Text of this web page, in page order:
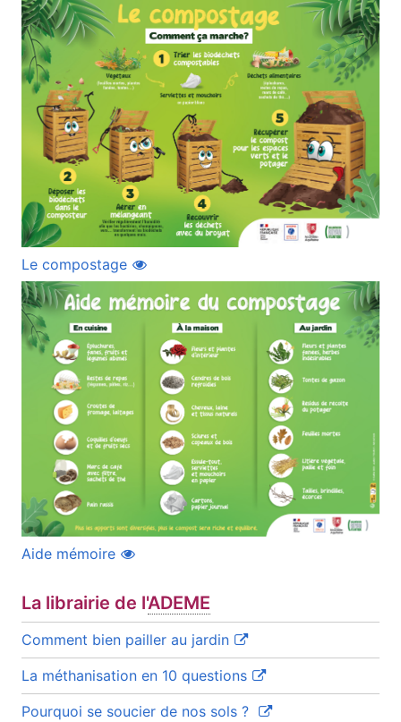
Le compostage (ouvre une nouvelle fenêtre)
Aide mémoire (ouvre une nouvelle fenêtre)
La librairie de l'ADEME
Comment bien pailler au jardin(ouvre une nouvelle
La méthanisation en 10 questions(ouvre une nouvelle
Pourquoi se soucier de nos sols ? (ouvre une nouvelle